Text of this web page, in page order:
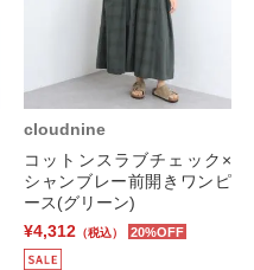
cloudnine
コットンスラブチェック×
シャンブレー前開きワンピ
ース(グリーン)
¥4,312 （税込） 20%OFF